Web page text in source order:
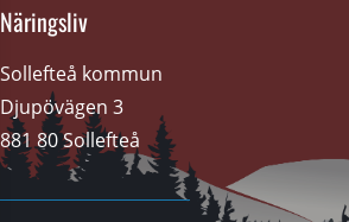
Näringsliv
Sollefteå kommun
Djupövägen 3
881 80 Sollefteå